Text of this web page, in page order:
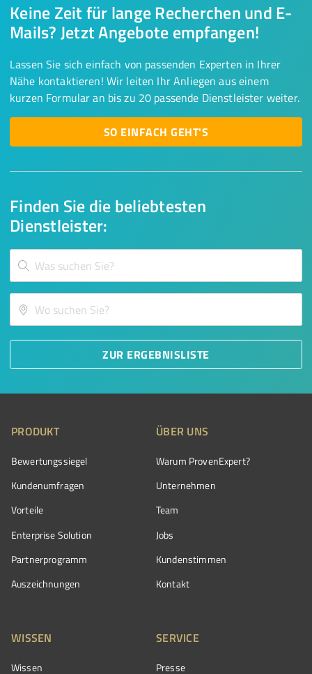
Finden Sie die beliebtesten
Dienstleister:
ZUR ERGEBNISLISTE
Keine Zeit für lange Recherchen und E-
Mails? Jetzt Angebote empfangen!
Lassen Sie sich einfach von passenden Experten in Ihrer
Nähe kontaktieren! Wir leiten Ihr Anliegen aus einem
kurzen Formular an bis zu 20 passende Dienstleister weiter.
SO EINFACH GEHT'S
PRODUKT
Bewertungssiegel
Kundenumfragen
Vorteile
Enterprise Solution
Partnerprogramm
Auszeichnungen
ÜBER UNS
Warum ProvenExpert?
Unternehmen
Team
Jobs
Kundenstimmen
Kontakt
WISSEN
Wissen
SERVICE
Presse